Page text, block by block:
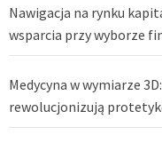
Nawigacja na rynku
wsparcia przy wyborze
Medycyna w wymiarze
rewolucjonizują